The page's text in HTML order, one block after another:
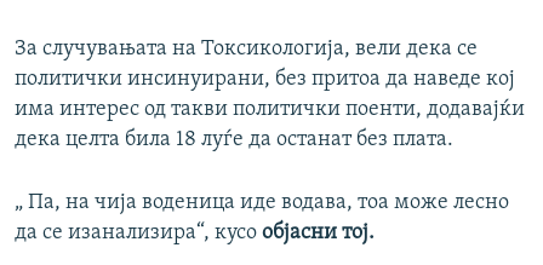
За случувањата на Токсикологија, вели дека се
политички инсинуирани, без притоа да наведе кој
има интерес од такви политички поенти, додавајќи
дека целта била 18 луѓе да останат без плата.
„ Па, на чија воденица иде водава, тоа може лесно
да се изанализира“, кусо објасни тој.